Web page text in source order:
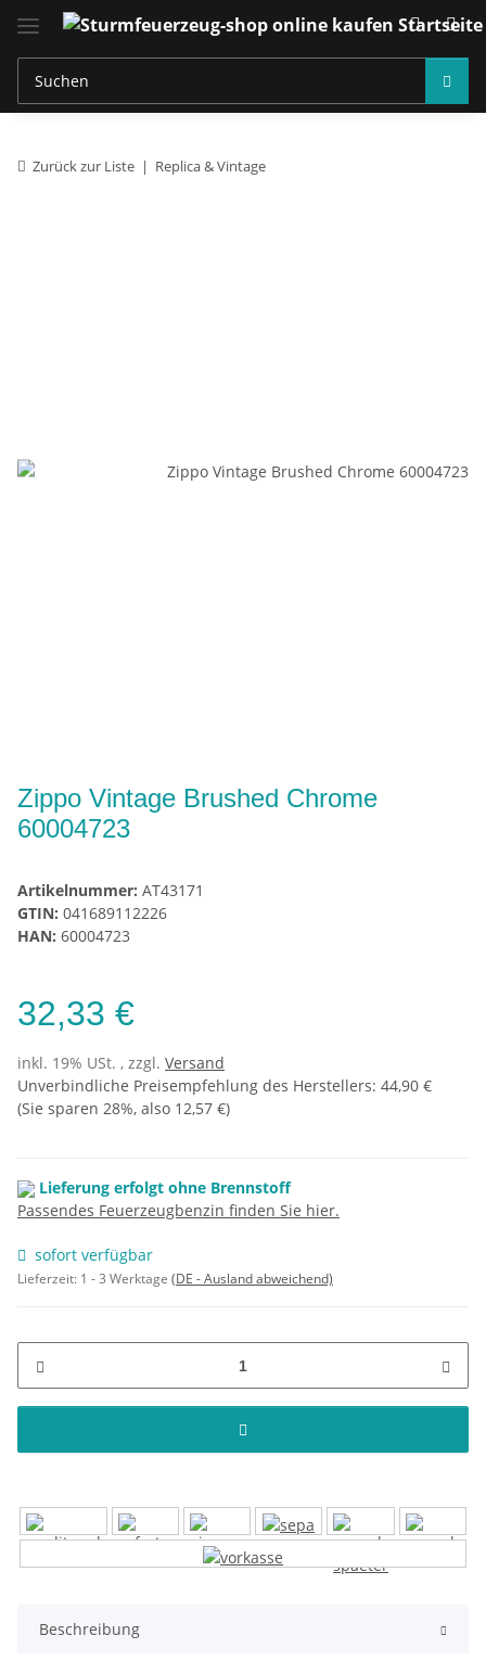
Zurück zur Liste Replica & Vintage
Zippo Vintage Brushed Chrome
60004723
Artikelnummer: AT43171
GTIN: 041689112226
HAN: 60004723
32,33 €
inkl. 19% USt. , zzgl. Versand
Unverbindliche Preisempfehlung des Herstellers: 44,90 €
(Sie sparen 28%, also 12,57 €)
Lieferung erfolgt ohne Brennstoff
Passendes Feuerzeugbenzin finden Sie hier.
sofort verfügbar
Lieferzeit: 1 - 3 Werktage (DE - Ausland abweichend)
Beschreibung